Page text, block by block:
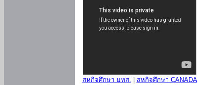
สหกิจศึกษา มทส.
สหกิจศึกษา CANADA